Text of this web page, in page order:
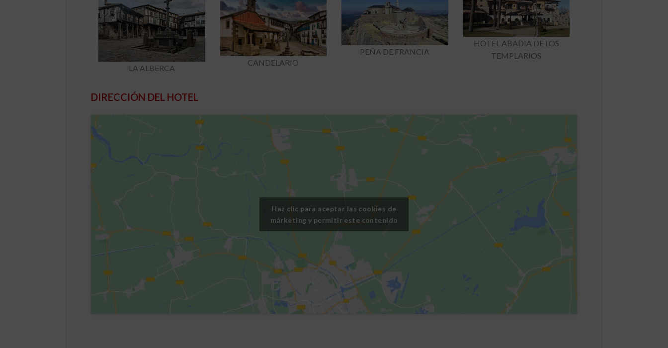
LA ALBERCA
CANDELARIO
PEÑA DE FRANCIA
HOTEL ABADIA DE LOS
TEMPLARIOS
DIRECCIÓN DEL HOTEL
Haz clic para aceptar las cookies de
márketing y permitir este contenido